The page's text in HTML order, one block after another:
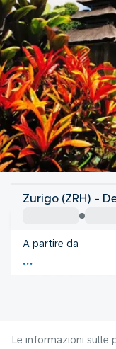
Indonesia
Indonesia
Orario del volo
Zurigo (ZRH) -
A partire da
Le informazioni sulle